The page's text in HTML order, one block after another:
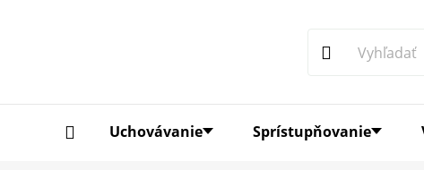
Uchovávanie Sprístupňovanie